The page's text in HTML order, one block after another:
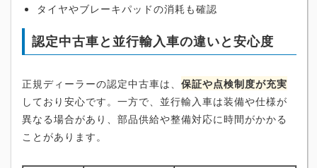
タイヤやブレーキパッドの消耗も確認
認定中古車と並行輸入車の違いと安心度
正規ディーラーの認定中古車は、 保証や点検制度が充実
しており安心です。一方で、並行輸入車は装備や仕様が
異なる場合があり、部品供給や整備対応に時間がかかる
ことがあります。